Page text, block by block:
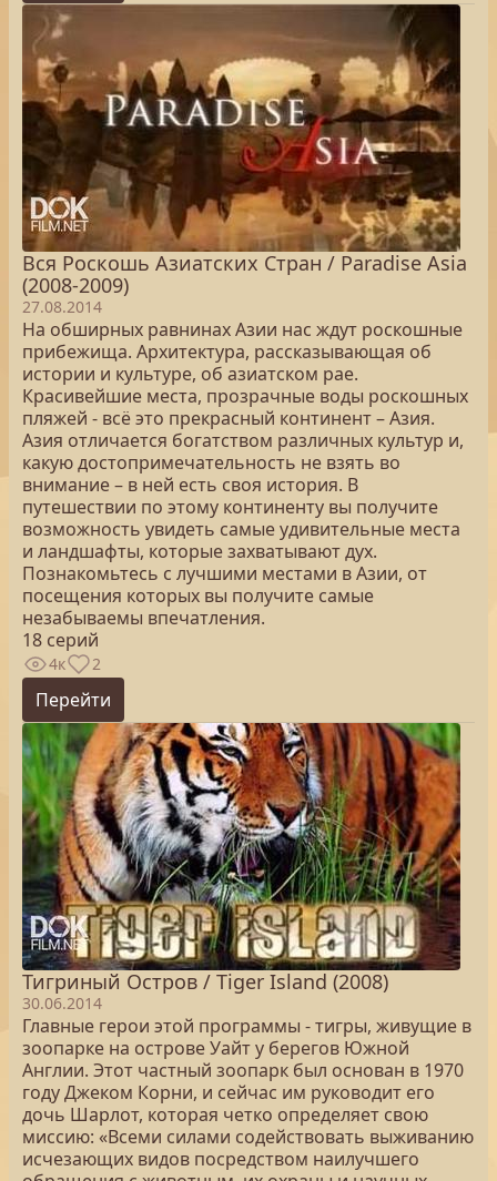
Вся Роскошь Азиатских Стран / Paradise Asia
(2008-2009)
27.08.2014
На обширных равнинах Азии нас ждут роскошные
прибежища. Архитектура, рассказывающая об
истории и культуре, об азиатском рае.
Красивейшие места, прозрачные воды роскошных
пляжей - всё это прекрасный континент – Азия.
Азия отличается богатством различных культур и,
какую достопримечательность не взять во
внимание – в ней есть своя история. В
путешествии по этому континенту вы получите
возможность увидеть самые удивительные места
и ландшафты, которые захватывают дух.
Познакомьтесь с лучшими местами в Азии, от
посещения которых вы получите самые
незабываемы впечатления.
18 серий
4к 2
Перейти
Тигриный Остров / Tiger Island (2008)
30.06.2014
Главные герои этой программы - тигры, живущие в
зоопарке на острове Уайт у берегов Южной
Англии. Этот частный зоопарк был основан в 1970
году Джеком Корни, и сейчас им руководит его
дочь Шарлот, которая четко определяет свою
миссию: «Всеми силами содействовать выживанию
исчезающих видов посредством наилучшего